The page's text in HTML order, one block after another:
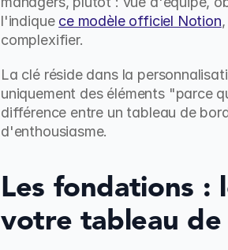
l'indique ce modèle officiel Notion
complexifier.
La clé réside dans la
uniquement des éléments "parce
différence entre un tableau de
d'enthousiasme.
Les fondations :
votre tableau